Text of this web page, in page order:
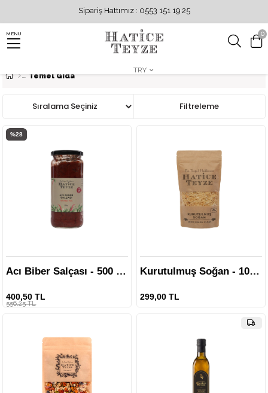
Sipariş Hattımız : 0553 151 19 25
MENU
TRY
0
Temel Gıda
Filtreleme
Sıralama
Acı Biber Salçası - 500 gr.
400,50 TL
556,25 TL
%28
Kurutulmuş Soğan - 100 gr.
299,00 TL